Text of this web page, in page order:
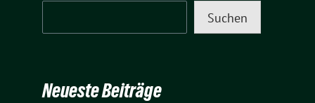
Suchen
Neueste Beiträge